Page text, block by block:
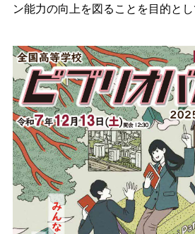
ン能力の向上を図ることを目的とし